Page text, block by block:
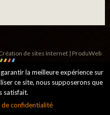
de sites Internet | ProduWeb
la meilleure expérience sur
ce site, nous supposerons que
satisfait.
confidentialité